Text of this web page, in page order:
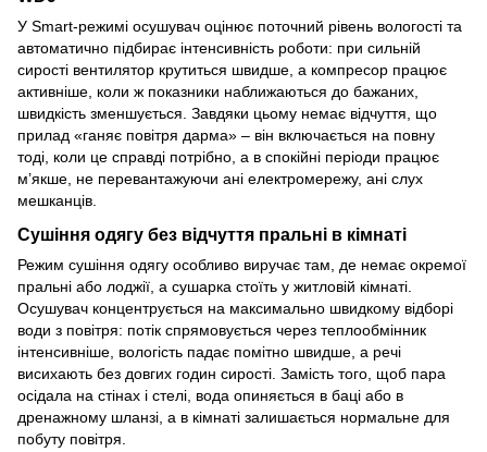
У Smart-режимі осушувач оцінює поточний рівень вологості та
автоматично підбирає інтенсивність роботи: при сильній
сирості вентилятор крутиться швидше, а компресор працює
активніше, коли ж показники наближаються до бажаних,
швидкість зменшується. Завдяки цьому немає відчуття, що
прилад «ганяє повітря дарма» – він включається на повну
тоді, коли це справді потрібно, а в спокійні періоди працює
м’якше, не перевантажуючи ані електромережу, ані слух
мешканців.
Сушіння одягу без відчуття пральні в кімнаті
Режим сушіння одягу особливо виручає там, де немає окремої
пральні або лоджії, а сушарка стоїть у житловій кімнаті.
Осушувач концентрується на максимально швидкому відборі
води з повітря: потік спрямовується через теплообмінник
інтенсивніше, вологість падає помітно швидше, а речі
висихають без довгих годин сирості. Замість того, щоб пара
осідала на стінах і стелі, вода опиняється в баці або в
дренажному шланзі, а в кімнаті залишається нормальне для
побуту повітря.